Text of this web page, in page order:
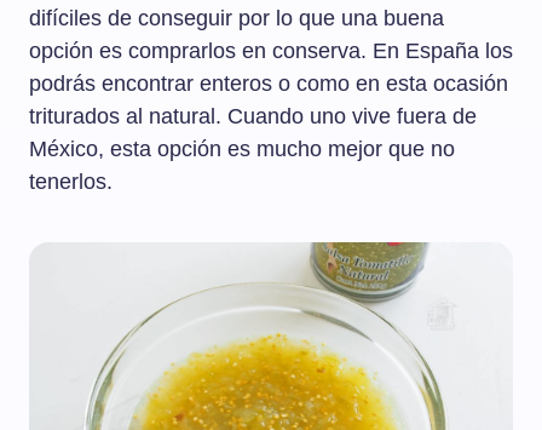
difíciles de conseguir por lo que una buena
opción es comprarlos en conserva. En España los
podrás encontrar enteros o como en esta ocasión
triturados al natural. Cuando uno vive fuera de
México, esta opción es mucho mejor que no
tenerlos.